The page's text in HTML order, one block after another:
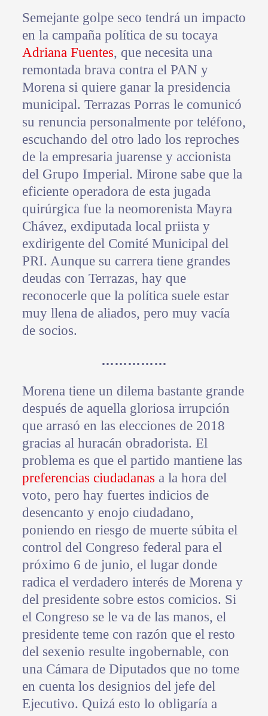
Semejante golpe seco tendrá un impacto
en la campaña política de su tocaya
Adriana Fuentes, que necesita una
remontada brava contra el PAN y
Morena si quiere ganar la presidencia
municipal. Terrazas Porras le comunicó
su renuncia personalmente por teléfono,
escuchando del otro lado los reproches
de la empresaria juarense y accionista
del Grupo Imperial. Mirone sabe que la
eficiente operadora de esta jugada
quirúrgica fue la neomorenista Mayra
Chávez, exdiputada local priista y
exdirigente del Comité Municipal del
PRI. Aunque su carrera tiene grandes
deudas con Terrazas, hay que
reconocerle que la política suele estar
muy llena de aliados, pero muy vacía
de socios.
……………
Morena tiene un dilema bastante grande
después de aquella gloriosa irrupción
que arrasó en las elecciones de 2018
gracias al huracán obradorista. El
problema es que el partido mantiene las
preferencias ciudadanas a la hora del
voto, pero hay fuertes indicios de
desencanto y enojo ciudadano,
poniendo en riesgo de muerte súbita el
control del Congreso federal para el
próximo 6 de junio, el lugar donde
radica el verdadero interés de Morena y
del presidente sobre estos comicios. Si
el Congreso se le va de las manos, el
presidente teme con razón que el resto
del sexenio resulte ingobernable, con
una Cámara de Diputados que no tome
en cuenta los designios del jefe del
Ejecutivo. Quizá esto lo obligaría a